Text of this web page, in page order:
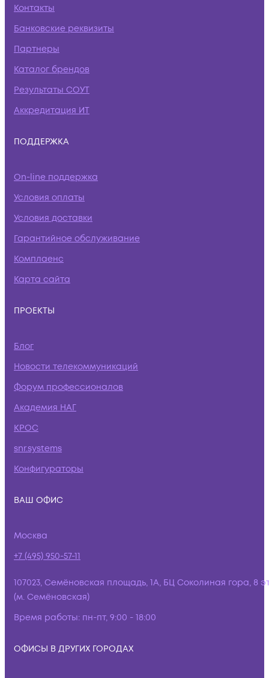
Контакты
Банковские реквизиты
Партнеры
Каталог брендов
Результаты СОУТ
Аккредитация ИТ
ПОДДЕРЖКА
On-line поддержка
Условия оплаты
Условия доставки
Гарантийное обслуживание
Комплаенс
Карта сайта
ПРОЕКТЫ
Блог
Новости телекоммуникаций
Форум профессионалов
Академия НАГ
КРОС
snr.systems
Конфигураторы
ВАШ ОФИС
Москва
+7 (495) 950-57-11
107023, Семёновская площадь, 1А, БЦ Соколиная гора, 8
(м. Семёновская)
Время работы: пн-пт, 9:00 - 18:00
ОФИСЫ В ДРУГИХ ГОРОДАХ